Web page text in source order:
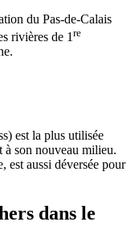
du Pas-de-Calais
rivières de 1 re
est la plus utilisée
à son nouveau milieu.
est aussi déversée pour
dans le